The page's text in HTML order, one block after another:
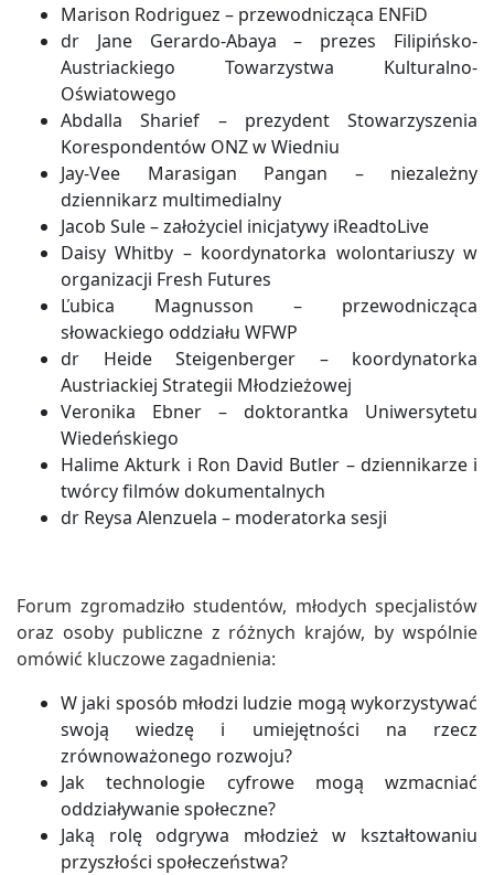
Marison Rodriguez – przewodnicząca ENFiD
dr Jane Gerardo-Abaya – prezes Filipińsko-
Austriackiego Towarzystwa Kulturalno-
Oświatowego
Abdalla Sharief – prezydent Stowarzyszenia
Korespondentów ONZ w Wiedniu
Jay-Vee Marasigan Pangan – niezależny
dziennikarz multimedialny
Jacob Sule – założyciel inicjatywy iReadtoLive
Daisy Whitby – koordynatorka wolontariuszy w
organizacji Fresh Futures
Ľubica Magnusson – przewodnicząca
słowackiego oddziału WFWP
dr Heide Steigenberger – koordynatorka
Austriackiej Strategii Młodzieżowej
Veronika Ebner – doktorantka Uniwersytetu
Wiedeńskiego
Halime Akturk i Ron David Butler – dziennikarze i
twórcy filmów dokumentalnych
dr Reysa Alenzuela – moderatorka sesji
Forum zgromadziło studentów, młodych specjalistów
oraz osoby publiczne z różnych krajów, by wspólnie
omówić kluczowe zagadnienia:
W jaki sposób młodzi ludzie mogą wykorzystywać
swoją wiedzę i umiejętności na rzecz
zrównoważonego rozwoju?
Jak technologie cyfrowe mogą wzmacniać
oddziaływanie społeczne?
Jaką rolę odgrywa młodzież w kształtowaniu
przyszłości społeczeństwa?